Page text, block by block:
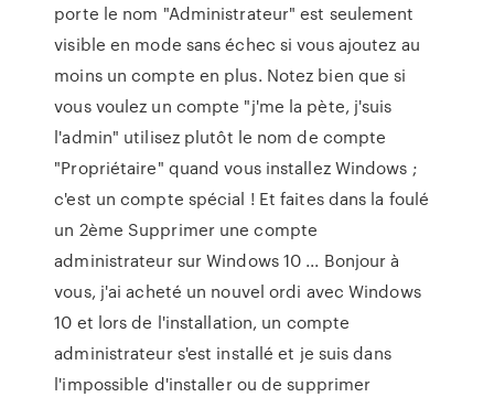
porte le nom "Administrateur" est seulement
visible en mode sans échec si vous ajoutez au
moins un compte en plus. Notez bien que si
vous voulez un compte "j'me la pète, j'suis
l'admin" utilisez plutôt le nom de compte
"Propriétaire" quand vous installez Windows ;
c'est un compte spécial ! Et faites dans la foulé
un 2ème Supprimer une compte
administrateur sur Windows 10 ... Bonjour à
vous, j'ai acheté un nouvel ordi avec Windows
10 et lors de l'installation, un compte
administrateur s'est installé et je suis dans
l'impossible d'installer ou de supprimer